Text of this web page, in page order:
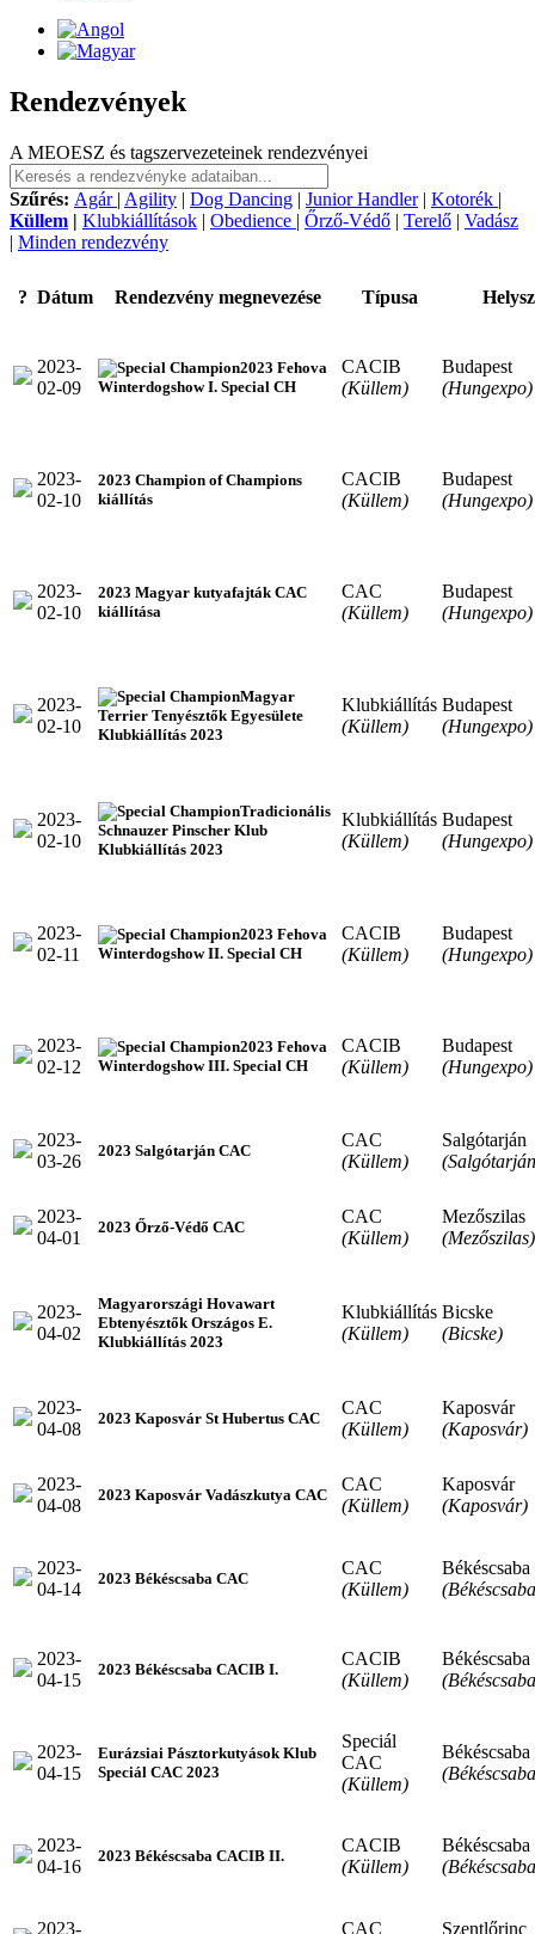
Rendezvények
A MEOESZ és tagszervezeteinek rendezvényei
Szűrés: Agár | Agility | Dog Dancing | Junior Handler| Kotorék |
Küllem | Klubkiállítások | Obedience | Őrző-Védő | Terelő | Vadász
| Minden rendezvény
? Dátum Rendezvény megnevezése Típusa
2023-
02-09
2023 Fehova
Winterdogshow I. Special CH
CACIB
(Küllem)
Budapest
(Hungexpo)
2023-
02-10
2023 Champion of Champions
kiállítás
CACIB
(Küllem)
Budapest
(Hungexpo)
2023-
02-10
2023 Magyar kutyafajták CAC
kiállítása
CAC
(Küllem)
Budapest
(Hungexpo)
2023-
02-10
Magyar
Terrier Tenyésztők Egyesülete
Klubkiállítás 2023
Klubkiállítás
(Küllem)
Budapest
(Hungexpo)
2023-
02-10
Tradicionális
Schnauzer Pinscher Klub
Klubkiállítás 2023
Klubkiállítás
(Küllem)
Budapest
(Hungexpo)
2023-
02-11
2023 Fehova
Winterdogshow II. Special CH
CACIB
(Küllem)
Budapest
(Hungexpo)
2023-
02-12
2023 Fehova
Winterdogshow III. Special CH
CACIB
(Küllem)
Budapest
(Hungexpo)
2023-
03-26
2023 Salgótarján CAC
CAC
(Küllem)
Salgótarján
2023-
04-01
2023 Őrző-Védő CAC
CAC
(Küllem)
Mezőszilas
(Mezőszilas)
2023-
04-02
Magyarországi Hovawart
Ebtenyésztők Országos E.
Klubkiállítás 2023
Klubkiállítás
(Küllem)
Bicske
(Bicske)
2023-
04-08
2023 Kaposvár St Hubertus CAC
CAC
(Küllem)
Kaposvár
(Kaposvár)
2023-
04-08
2023 Kaposvár Vadászkutya CAC
CAC
(Küllem)
Kaposvár
(Kaposvár)
2023-
04-14
2023 Békéscsaba CAC
CAC
(Küllem)
Békéscsaba
2023-
04-15
2023 Békéscsaba CACIB I.
CACIB
(Küllem)
Békéscsaba
2023-
04-15
Eurázsiai Pásztorkutyások Klub
Speciál CAC 2023
Speciál
CAC
(Küllem)
Békéscsaba
2023-
04-16
2023 Békéscsaba CACIB II.
CACIB
(Küllem)
Békéscsaba
2023- CAC Szentlőrinc